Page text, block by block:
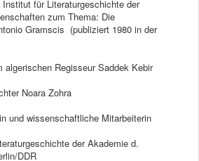
für Literaturgeschichte der
zum Thema: Die
Gramscis (publiziert 1980 in der
algerischen Regisseur Saddek Kebir
Noara Zohra
und wissenschaftliche Mitarbeiterin
der Akademie d.
DDR